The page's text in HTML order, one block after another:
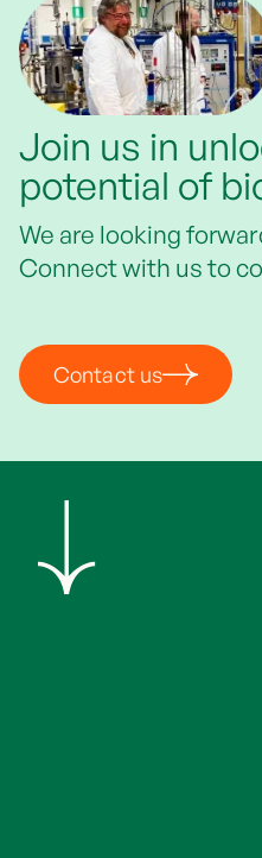
Join us in
potential of
We are looking
Connect with us to
Contact us